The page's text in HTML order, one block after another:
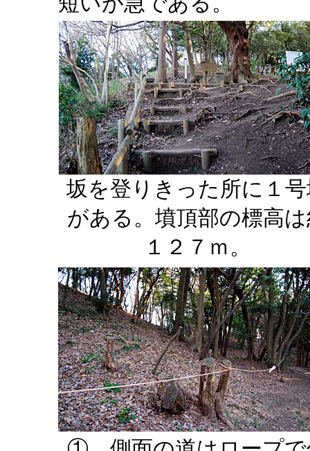
坂を登りきった所に１
がある。墳頂部の標高
１２７ｍ。